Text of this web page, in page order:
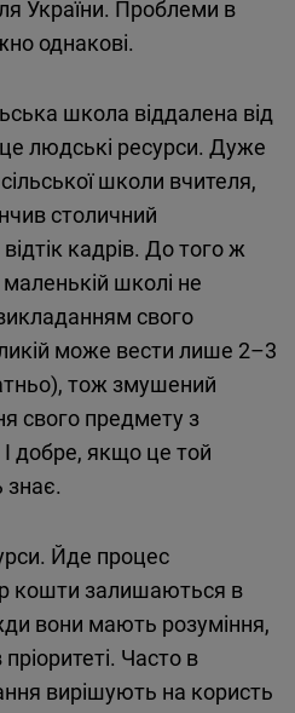
України. Проблеми в
однакові.
школа віддалена від
людські ресурси. Дуже
школи вчителя,
столичний
кадрів. До того ж
школі не
свого
може вести лише 2–3
тож змушений
свого предмету з
добре, якщо це той
знає.
Йде процес
кошти залишаються в
вони мають розуміння,
Часто в
вирішують на користь